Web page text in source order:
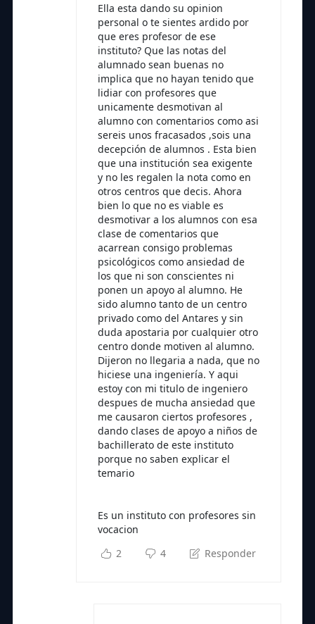
Ella esta dando su opinion
personal o te sientes ardido por
que eres profesor de ese
instituto? Que las notas del
alumnado sean buenas no
implica que no hayan tenido que
lidiar con profesores que
unicamente desmotivan al
alumno con comentarios como asi
sereis unos fracasados ,sois una
decepción de alumnos . Esta bien
que una institución sea exigente
y no les regalen la nota como en
otros centros que decis. Ahora
bien lo que no es viable es
desmotivar a los alumnos con esa
clase de comentarios que
acarrean consigo problemas
psicológicos como ansiedad de
los que ni son conscientes ni
ponen un apoyo al alumno. He
sido alumno tanto de un centro
privado como del Antares y sin
duda apostaria por cualquier otro
centro donde motiven al alumno.
Dijeron no llegaria a nada, que no
hiciese una ingeniería. Y aqui
estoy con mi titulo de ingeniero
despues de mucha ansiedad que
me causaron ciertos profesores ,
dando clases de apoyo a niños de
bachillerato de este instituto
porque no saben explicar el
temario
Es un instituto con profesores sin
vocacion
2
4 Responder